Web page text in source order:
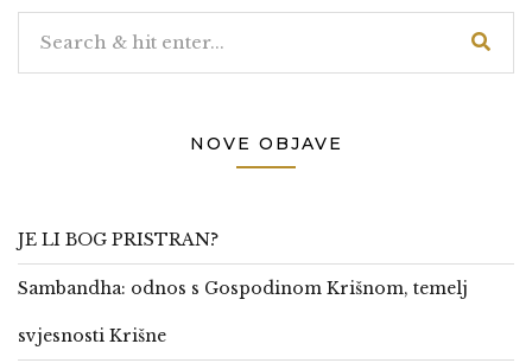
NOVE OBJAVE
JE LI BOG PRISTRAN?
Sambandha: odnos s Gospodinom Krišnom, temelj
svjesnosti Krišne